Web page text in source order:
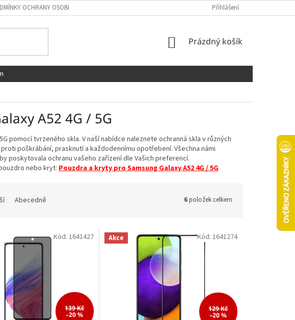
OCHRANY OSOBNÍCH ÚDAJŮ Přihlášení
NÁKUPNÍ
Prázdný košík
A52 4G / 5G
pomocí tvrzeného skla. V naší nabídce naleznete ochranná skla v různých
poškrábání, prasknutí a každodennímu opotřebení. Všechna námi
poskytovala ochranu vašeho zařízení dle Vašich preferencí.
nebo kryt: Pouzdra a kryty pro Samsung Galaxy A52 4G / 5G
Abecedně 6položek celkem
139 Kč
–20 %
Kód: 1641427 Akce
129 Kč
–20 %
Kód: 1641274